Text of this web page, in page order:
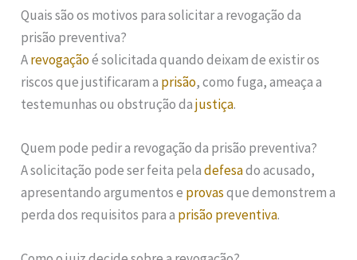
Quais são os motivos para solicitar a revogação da
prisão preventiva?
Arevogaçãoé solicitada quando deixam de existir os
riscos que justificaram a prisão, como fuga, ameaça a
testemunhas ou obstrução dajustiça.
Quem pode pedir a revogação da prisão preventiva?
A solicitação pode ser feita peladefesado acusado,
apresentando argumentos e provasque demonstrem a
perda dos requisitos para a prisão preventiva.